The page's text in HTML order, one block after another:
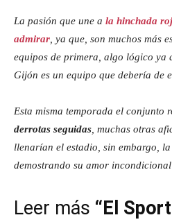
La pasión que une a la hinchada
admirar , ya que, son muchos más
equipos de primera, algo lógico ya
Gijón es un equipo que debería de
Esta misma temporada el conjunto
derrotas seguidas , muchas otras
llenarían el estadio, sin embargo,
demostrando su amor
Leer más “El